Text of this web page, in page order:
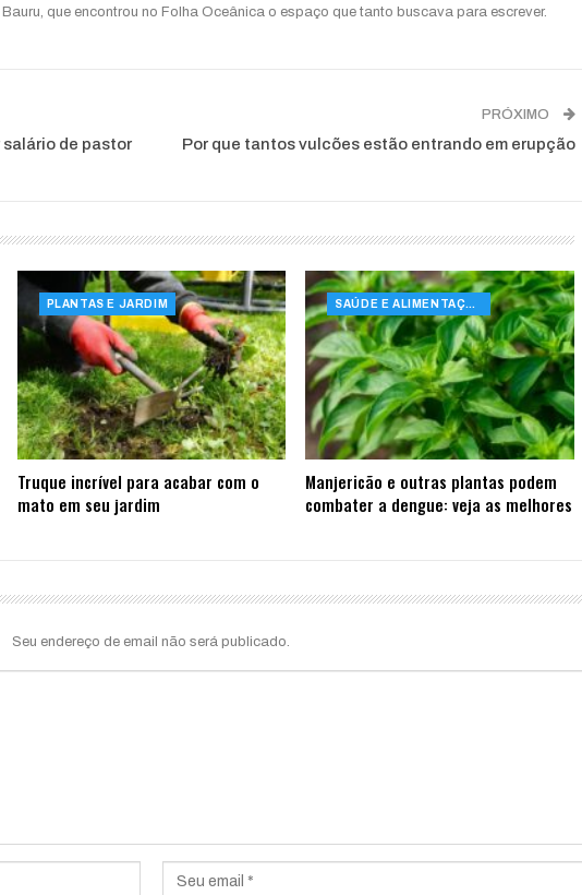
que encontrou no Folha Oceânica o espaço que tanto buscava para escrever.
de pastor
PRÓXIMO
Por que tantos vulcões estão entrando em erupção
PLANTAS E JARDIM
Truque incrível para acabar com o
mato em seu jardim
SAÚDE E ALIMENTAÇÃO
Manjericão e outras plantas podem
combater a dengue: veja as melhores
Seu endereço de email não será publicado.